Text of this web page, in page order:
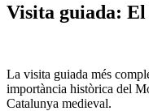
Visita guiada: El
La visita guiada més
importància històrica del
Catalunya medieval.